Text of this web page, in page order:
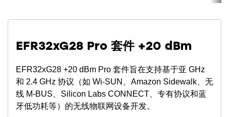
低能耗传感器接口 (LESENSE)
8 通道 DMA 控制器
12 通道周边反射系统 (PRS)
4 个 16 位定时器/计数器，带 3 个比较/捕
获/PWM 通道
EFR32xG28 Pro 套件 +20 dBm
EFR32xG28 +20 dBm Pro 套件旨在支持基于亚 GHz
和 2.4 GHz 协议（如 Wi-SUN、Amazon Sidewalk、无
线 M-BUS、Silicon Labs CONNECT、专有协议和蓝
牙低功耗等）的无线物联网设备开发。